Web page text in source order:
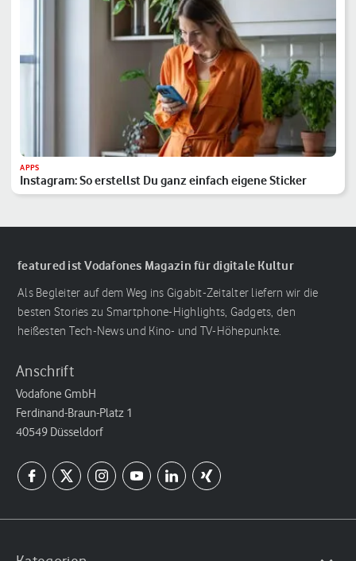
APPS
Instagram: So erstellst Du ganz einfach eigene Sticker
featured ist Vodafones Magazin für digitale Kultur
Als Begleiter auf dem Weg ins Gigabit-Zeitalter liefern wir die
besten Stories zu Smartphone-Highlights, Gadgets, den
heißesten Tech-News und Kino- und TV-Höhepunkte.
Anschrift
Vodafone GmbH
Ferdinand-Braun-Platz 1
40549 Düsseldorf